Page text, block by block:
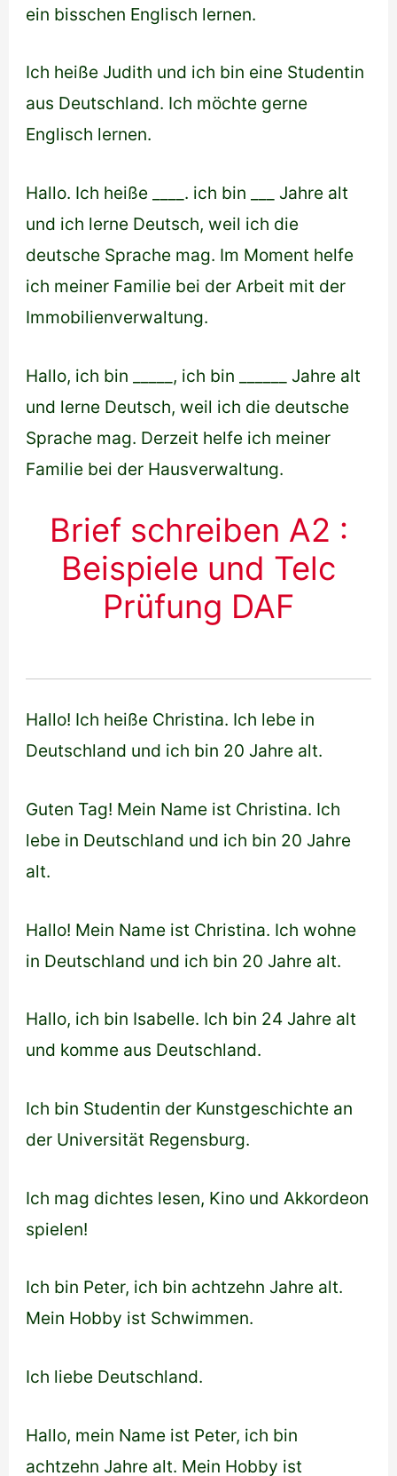
ein bisschen Englisch lernen.
Ich heiße Judith und ich bin eine Studentin
aus Deutschland. Ich möchte gerne
Englisch lernen.
Hallo. Ich heiße ____. ich bin ___ Jahre alt
und ich lerne Deutsch, weil ich die
deutsche Sprache mag. Im Moment helfe
ich meiner Familie bei der Arbeit mit der
Immobilienverwaltung.
Hallo, ich bin _____, ich bin ______ Jahre alt
und lerne Deutsch, weil ich die deutsche
Sprache mag. Derzeit helfe ich meiner
Familie bei der Hausverwaltung.
Brief schreiben A2 :
Beispiele und Telc
Prüfung DAF
Hallo! Ich heiße Christina. Ich lebe in
Deutschland und ich bin 20 Jahre alt.
Guten Tag! Mein Name ist Christina. Ich
lebe in Deutschland und ich bin 20 Jahre
alt.
Hallo! Mein Name ist Christina. Ich wohne
in Deutschland und ich bin 20 Jahre alt.
Hallo, ich bin Isabelle. Ich bin 24 Jahre alt
und komme aus Deutschland.
Ich bin Studentin der Kunstgeschichte an
der Universität Regensburg.
Ich mag dichtes lesen, Kino und Akkordeon
spielen!
Ich bin Peter, ich bin achtzehn Jahre alt.
Mein Hobby ist Schwimmen.
Ich liebe Deutschland.
Hallo, mein Name ist Peter, ich bin
achtzehn Jahre alt. Mein Hobby ist